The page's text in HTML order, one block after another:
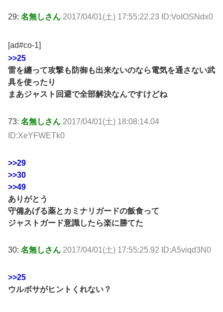
29: 名無しさん 2017/04/01(土) 17:55:22.23 ID:VoIOSNdx0
[ad#co-1]
>>25
雷を纏って攻撃も防御も出来ないのなら電気を通さない武
具を使ったり
まあジャスト回避で全部解決なんですけどね
73: 名無しさん 2017/04/01(土) 18:08:14.04
ID:XeYFWETk0
>>29
>>30
>>49
ありがとう
守備あげる薬とカミナリガードの飯食って
ジャストガード意識したら楽に勝てた
30: 名無しさん 2017/04/01(土) 17:55:25.92 ID:A5viqd3N0
>>25
ウルボサがヒントくれない？